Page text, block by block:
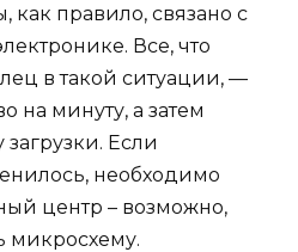
правило, связано с
Все, что
в такой ситуации, —
на минуту, а затем
Если
необходимо
центр – возможно,
микросхему.